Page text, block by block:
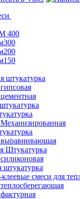
400
штукатурка
Штукатурка
смеси для